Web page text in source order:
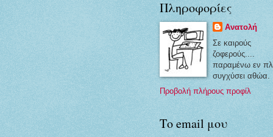
Πληροφορίες
Ανατολή
Σε καιρούς
ζοφερούς....
παραμένω εν
συγχύσει αθώα.
Προβολή πλήρους προφίλ
Το email μου